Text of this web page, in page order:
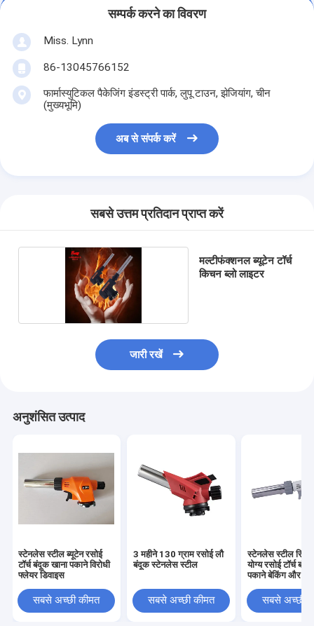
सम्पर्क करने का विवरण
Miss. Lynn
86-13045766152
फार्मास्युटिकल पैकेजिंग इंडस्ट्री पार्क, लुपू टाउन, झेजियांग, चीन
(मुख्यभूमि)
अब से संपर्क करें
सबसे उत्तम प्रतिदान प्राप्त करें
मल्टीफंक्शनल ब्यूटेन टॉर्च
किचन ब्लो लाइटर
जारी रखें
अनुशंसित उत्पाद
स्टेनलेस स्टील ब्यूटेन रसोई
टॉर्च बंदूक खाना पकाने विरोधी
फ्लेयर डिवाइस
सबसे अच्छी कीमत
3 महीने 130 ग्राम रसोई लौ
बंदूक स्टेनलेस स्टील
सबसे अच्छी कीमत
स्टेनलेस स्टील
योग्य रसोई टॉर्च
पकाने बेकिंग और
सबसे अच्छी